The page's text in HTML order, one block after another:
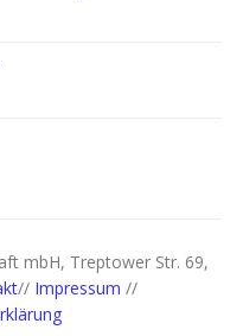
mbH, Treptower Str. 69,
// Impressum //